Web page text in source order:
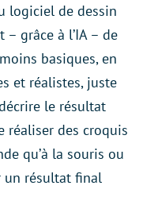
logiciel de dessin
grâce à l’IA – de
basiques, en
et réalistes, juste
le résultat
réaliser des croquis
qu’à la souris ou
un résultat final